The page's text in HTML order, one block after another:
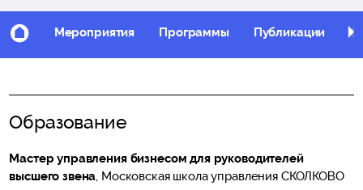
Мероприятия Программы Публикации
Образование
Мастер управления бизнесом для руководителей
высшего звена , Московская школа управления СКОЛКОВО